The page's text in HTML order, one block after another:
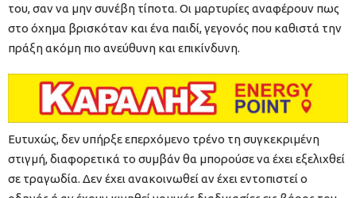
του, σαν να μην συνέβη τίποτα. Οι μαρτυρίες αναφέρουν πως
στο όχημα βρισκόταν και ένα παιδί, γεγονός που καθιστά την
πράξη ακόμη πιο ανεύθυνη και επικίνδυνη.
Ευτυχώς, δεν υπήρξε επερχόμενο τρένο τη συγκεκριμένη
στιγμή, διαφορετικά το συμβάν θα μπορούσε να έχει εξελιχθεί
σε τραγωδία. Δεν έχει ανακοινωθεί αν έχει εντοπιστεί ο